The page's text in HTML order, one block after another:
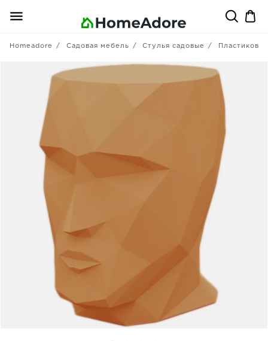
Homeadore Садовая мебель Стулья садовые